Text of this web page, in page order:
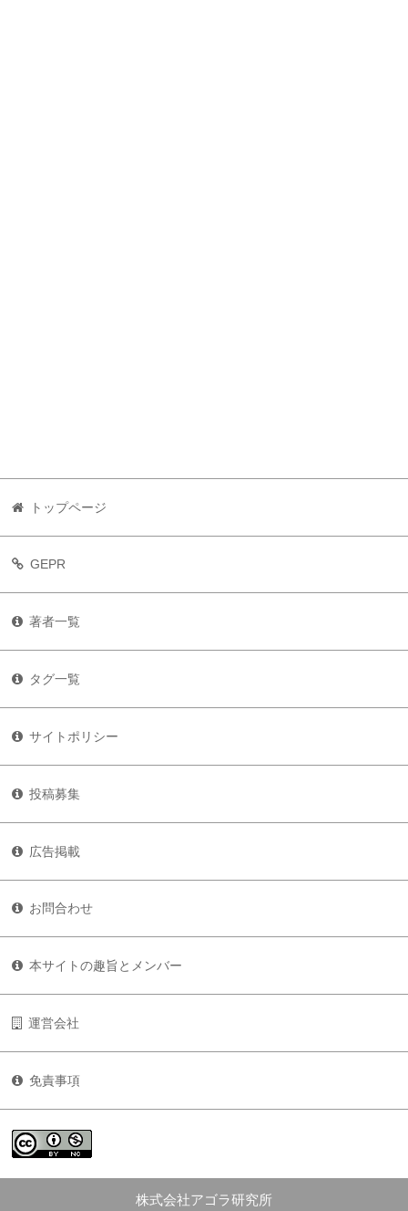
トップページ
GEPR
著者一覧
タグ一覧
サイトポリシー
投稿募集
広告掲載
お問合わせ
本サイトの趣旨とメンバー
運営会社
免責事項
株式会社アゴラ研究所